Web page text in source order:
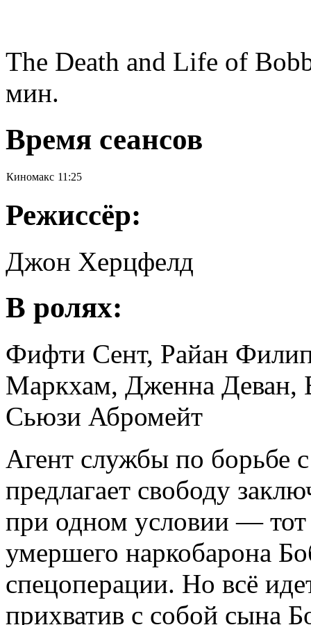
The Death and Life of
мин.
Время сеансов
Киномакс 11:25
Режиссёр:
Джон Херцфелд
В ролях:
Фифти Сент, Райан
Маркхам, Дженна Деван,
Сьюзи Абромейт
Агент службы по борьбе
предлагает свободу
при одном условии — тот
умершего наркобарона
спецоперации. Но всё
прихватив с собой сына